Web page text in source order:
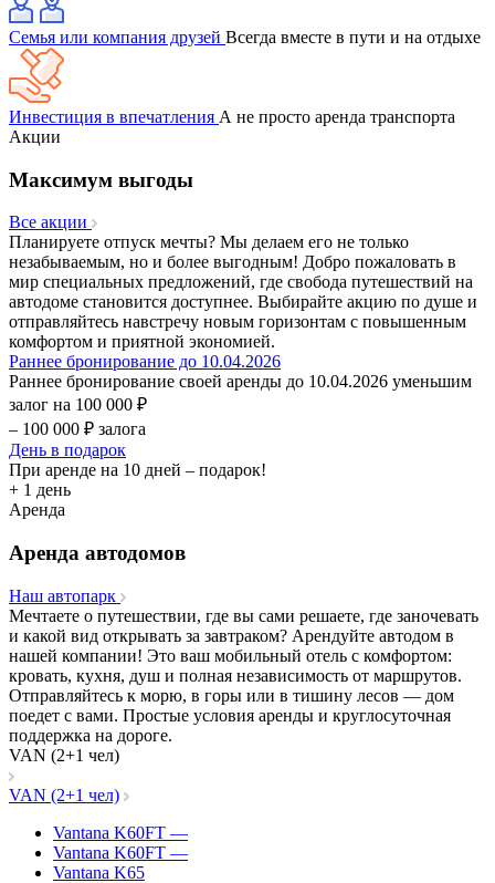
Семья или компания друзей Всегда вместе в пути и на отдыхе
Инвестиция в впечатления А не просто аренда транспорта
Акции
Максимум выгоды
Все акции
Планируете отпуск мечты? Мы делаем его не только
незабываемым, но и более выгодным! Добро пожаловать в
мир специальных предложений, где свобода путешествий на
автодоме становится доступнее. Выбирайте акцию по душе и
отправляйтесь навстречу новым горизонтам с повышенным
комфортом и приятной экономией.
Раннее бронирование до 10.04.2026
Раннее бронирование своей аренды до 10.04.2026 уменьшим
залог на 100 000 ₽
– 100 000 ₽ залога
День в подарок
При аренде на 10 дней – подарок!
+ 1 день
Аренда
Аренда автодомов
Наш автопарк
Мечтаете о путешествии, где вы сами решаете, где заночевать
и какой вид открывать за завтраком? Арендуйте автодом в
нашей компании! Это ваш мобильный отель с комфортом:
кровать, кухня, душ и полная независимость от маршрутов.
Отправляйтесь к морю, в горы или в тишину лесов — дом
поедет с вами. Простые условия аренды и круглосуточная
поддержка на дороге.
VAN (2+1 чел)
VAN (2+1 чел)
Vantana K60FT —
Vantana K60FT —
Vantana K65